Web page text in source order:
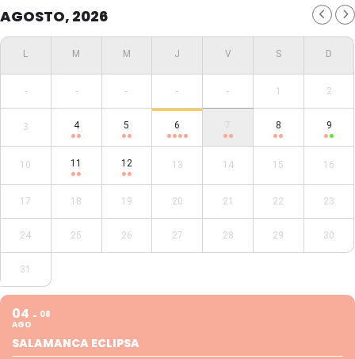
AGOSTO, 2026
- - - - - 1 2
3 4 5 6 7 8 9
10 11 12 13 14 15 16
17 18 19 20 21 22 23
24 25 26 27 28 29 30
31
04
AGO
08
SALAMANCA ECLIPSA